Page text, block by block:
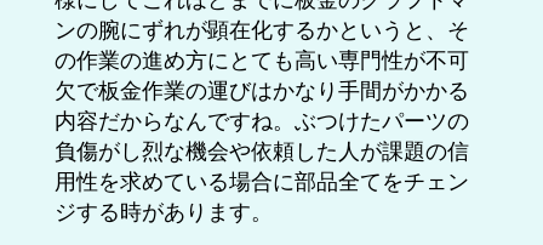
ンの腕にずれが顕在化するかというと、そ
の作業の進め方にとても高い専門性が不可
欠で板金作業の運びはかなり手間がかかる
内容だからなんですね。ぶつけたパーツの
負傷がし烈な機会や依頼した人が課題の信
用性を求めている場合に部品全てをチェン
ジする時があります。